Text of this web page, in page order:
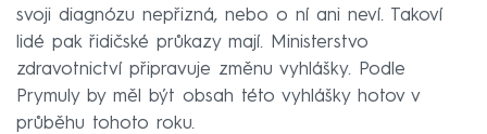
svoji diagnózu nepřizná, nebo o ní ani neví. Takoví
lidé pak řidičské průkazy mají. Ministerstvo
zdravotnictví připravuje změnu vyhlášky. Podle
Prymuly by měl být obsah této vyhlášky hotov v
průběhu tohoto roku.